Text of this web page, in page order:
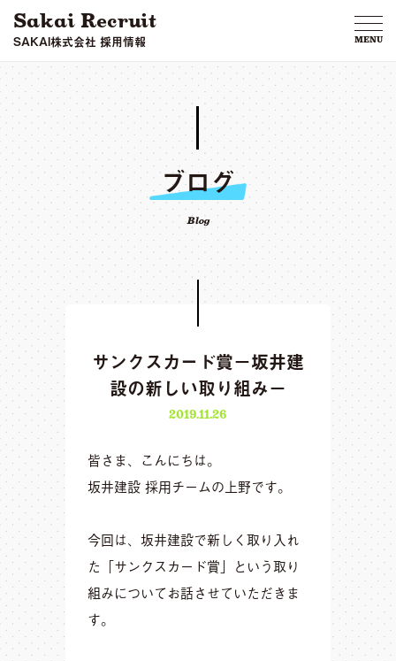
Sakai Recruit
SAKAI株式会社 採用情報 MENU
ブログ
Blog
サンクスカード賞−坂井建
設の新しい取り組み−
2019.11.26
皆さま、こんにちは。
坂井建設 採用チームの上野です。
今回は、坂井建設で新しく取り入れ
た「サンクスカード賞」という取り
組みについてお話させていただきま
す。